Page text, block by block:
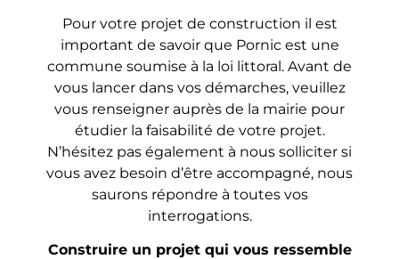
Pour votre projet de construction il est
important de savoir que Pornic est une
commune soumise à la loi littoral. Avant de
vous lancer dans vos démarches, veuillez
vous renseigner auprès de la mairie pour
étudier la faisabilité de votre projet.
N’hésitez pas également à nous solliciter si
vous avez besoin d’être accompagné, nous
saurons répondre à toutes vos
interrogations.
Construire un projet qui vous ressemble